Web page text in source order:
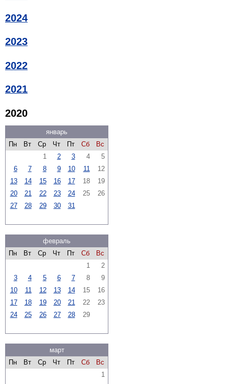
2024
2023
2022
2021
2020
январь
Пн
Вт Ср Чт Пт Сб
Вс
1
2 3 4
5
6
7 8 9 10 11
12
13
14 15 16 17 18
19
20
21 22 23 24 25
26
27
28 29 30 31
февраль
Пн
Вт Ср Чт Пт Сб
Вс
1
2
3
4 5 6 7 8
9
10
11 12 13 14 15
16
17
18 19 20 21 22
23
24
25 26 27 28 29
март
Пн
Вт Ср Чт Пт Сб
Вс
1